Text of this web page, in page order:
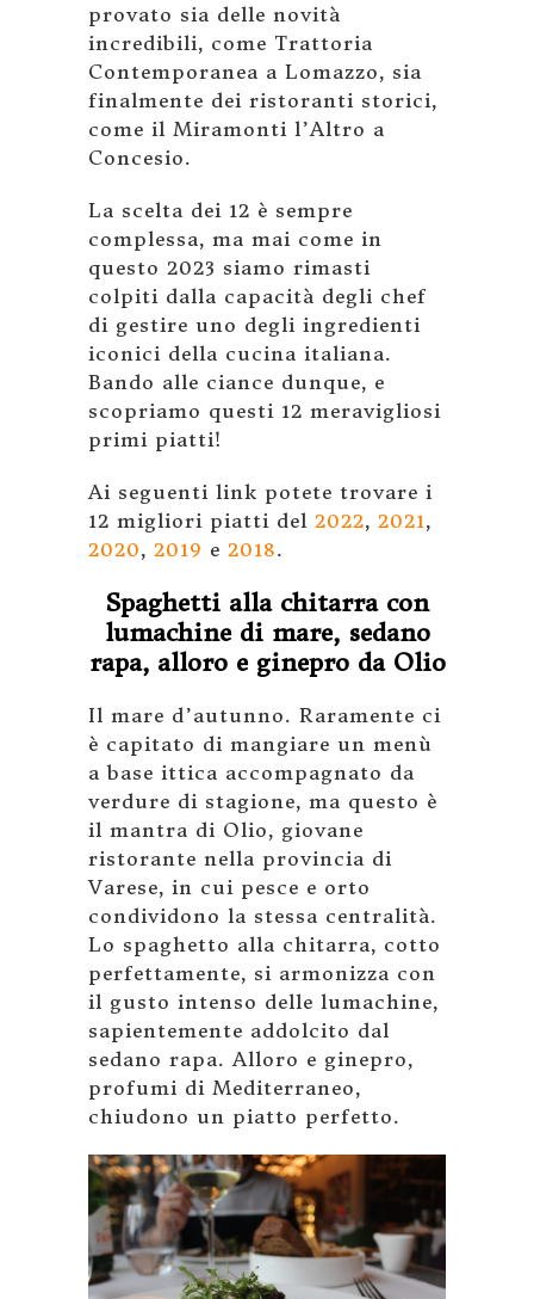
provato sia delle novità
incredibili, come Trattoria
Contemporanea a Lomazzo, sia
finalmente dei ristoranti storici,
come il Miramonti l’Altro a
Concesio.
La scelta dei 12 è sempre
complessa, ma mai come in
questo 2023 siamo rimasti
colpiti dalla capacità degli chef
di gestire uno degli ingredienti
iconici della cucina italiana.
Bando alle ciance dunque, e
scopriamo questi 12 meravigliosi
primi piatti!
Ai seguenti link potete trovare i
12 migliori piatti del 2022, 2021,
2020, 2019 e 2018.
Spaghetti alla chitarra con
lumachine di mare, sedano
rapa, alloro e ginepro da Olio
Il mare d’autunno. Raramente ci
è capitato di mangiare un menù
a base ittica accompagnato da
verdure di stagione, ma questo è
il mantra di Olio, giovane
ristorante nella provincia di
Varese, in cui pesce e orto
condividono la stessa centralità.
Lo spaghetto alla chitarra, cotto
perfettamente, si armonizza con
il gusto intenso delle lumachine,
sapientemente addolcito dal
sedano rapa. Alloro e ginepro,
profumi di Mediterraneo,
chiudono un piatto perfetto.